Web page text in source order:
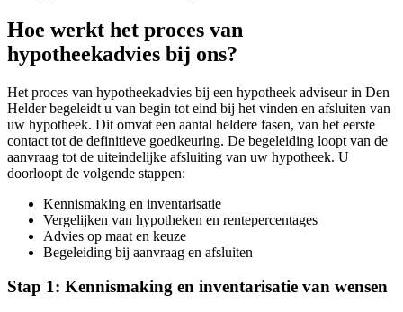
Hoe werkt het proces van
hypotheekadvies bij ons?
Het proces van hypotheekadvies bij een hypotheek adviseur in Den
Helder begeleidt u van begin tot eind bij het vinden en afsluiten van
uw hypotheek. Dit omvat een aantal heldere fasen, van het eerste
contact tot de definitieve goedkeuring. De begeleiding loopt van de
aanvraag tot de uiteindelijke afsluiting van uw hypotheek. U
doorloopt de volgende stappen:
Kennismaking en inventarisatie
Vergelijken van hypotheken en rentepercentages
Advies op maat en keuze
Begeleiding bij aanvraag en afsluiten
Stap 1: Kennismaking en inventarisatie van wensen